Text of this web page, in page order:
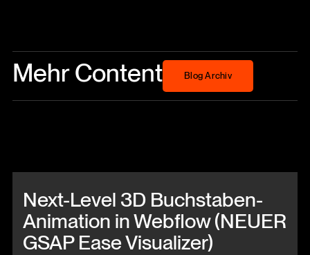
Mehr Content Blog Archiv
Blog Archiv
Next-Level 3D Buchstaben-
Animation in Webflow (NEUER
GSAP Ease Visualizer)